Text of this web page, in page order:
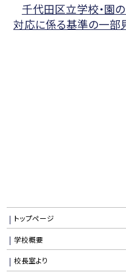
千代田区立学校・園
対応に係る基準の一部
トップページ
学校概要
校長室より